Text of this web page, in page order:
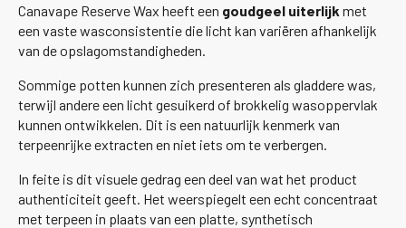
Canavape Reserve Wax heeft een goudgeel uiterlijk met
een vaste wasconsistentie die licht kan variëren afhankelijk
van de opslagomstandigheden.
Sommige potten kunnen zich presenteren als gladdere was,
terwijl andere een licht gesuikerd of brokkelig wasoppervlak
kunnen ontwikkelen. Dit is een natuurlijk kenmerk van
terpeenrijke extracten en niet iets om te verbergen.
In feite is dit visuele gedrag een deel van wat het product
authenticiteit geeft. Het weerspiegelt een echt concentraat
met terpeen in plaats van een platte, synthetisch